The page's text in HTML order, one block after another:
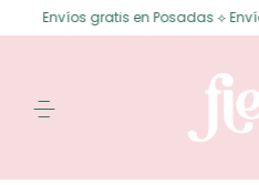
gratis en Posadas ⟡ Envíos gratis a